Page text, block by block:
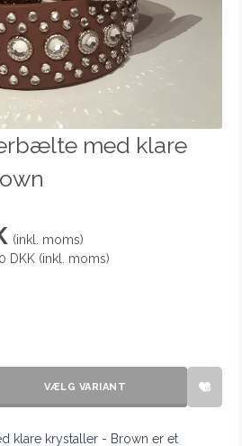
med klare
(inkl. moms)
DKK (inkl. moms)
VÆLG VARIANT
VÆLG VARIANT
klare krystaller - Brown er et